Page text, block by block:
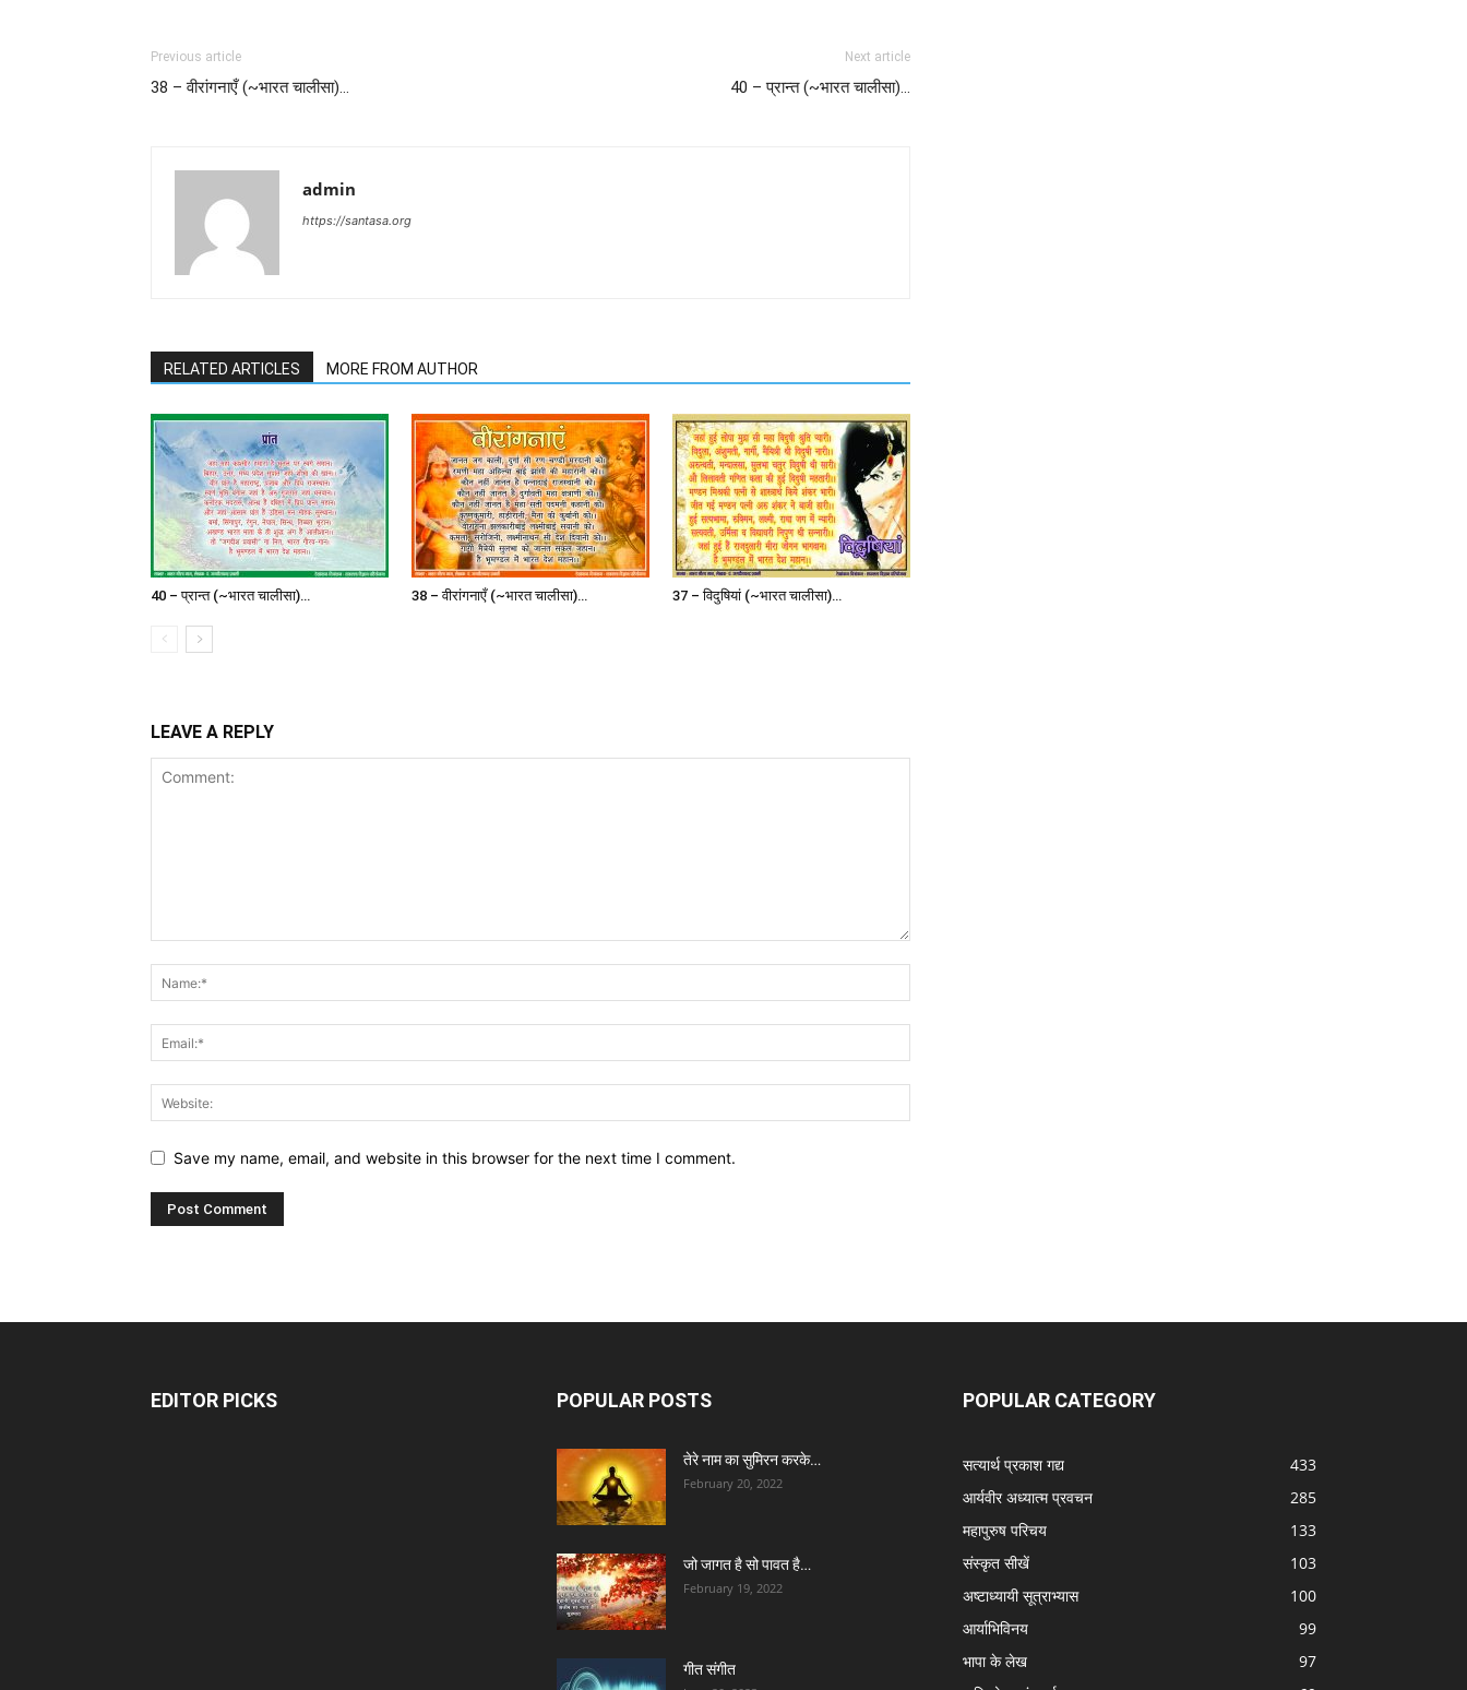
Previous article
38 – वीरांगनाएँ (~भारत चालीसा)…
Next article
40 – प्रान्त (~भारत चालीसा)…
admin
https://santasa.org
RELATED ARTICLES MORE FROM AUTHOR
40 – प्रान्त (~भारत चालीसा)… 38 – वीरांगनाएँ (~भारत चालीसा)… 37 – विदुषियां (~भारत चालीसा)…
LEAVE A REPLY
Save my name, email, and website in this browser for the next time I comment.
EDITOR PICKS POPULAR POSTS
तेरे नाम का सुमिरन करके…
February 20, 2022
जो जागत है सो पावत है…
February 19, 2022
गीत संगीत
POPULAR CATEGORY
सत्यार्थ प्रकाश गद्य
433
आर्यवीर अध्यात्म प्रवचन
285
महापुरुष परिचय
133
संस्कृत सीखें
103
अष्टाध्यायी सूत्राभ्यास
100
आर्याभिविनय
99
भापा के लेख
97